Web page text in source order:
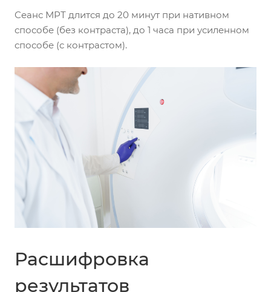
Сеанс МРТ длится до 20 минут при нативном
способе (без контраста), до 1 часа при усиленном
способе (с контрастом).
Расшифровка
результатов